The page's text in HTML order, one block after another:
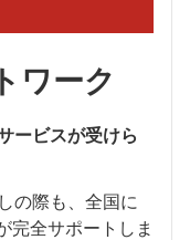
ワーク
ービスが受けら
の際も、全国に
完全サポートしま